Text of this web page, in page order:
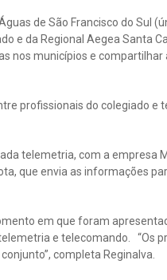
de São Francisco do Sul
e da Regional Aegea Santa
nos municípios e compartilhar
profissionais do colegiado e
telemetria, com a empresa
que envia as informações
em que foram
e telecomando. “Os
completa Reginalva.